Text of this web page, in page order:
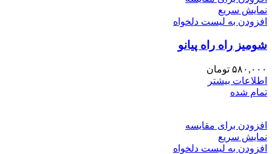
نمایش سریع
افزودن به لیست دلخواه
شومیز راه راه پیانو
۵۸۰,۰۰۰ تومان
اطلاعات بیشتر
تمام شده
افزودن برای مقایسه
نمایش سریع
افزودن به لیست دلخواه